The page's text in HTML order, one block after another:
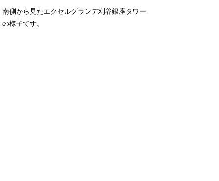
南側から見たエクセルグランデ刈谷銀座タワー
の様子です。